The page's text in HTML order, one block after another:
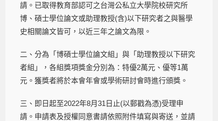
請。已取得教育部認可之台灣公私立大學院校研究所
博、碩士學位論文或助理教授(含)以下研究者之與醫學
史相關論文皆可，以近三年之論文為限。
二、分為「博碩士學位論文組」與「助理教授以下研究
者組」，各組獎項獎金分別為：特優2萬元、優等1萬
元。獲獎者將於本會年會或學術研討會時進行頒獎。
三、即日起至2022年8月31日止(以郵戳為憑)受理申
請。申請表及授權同意書請依照附件填寫與寄送，並請